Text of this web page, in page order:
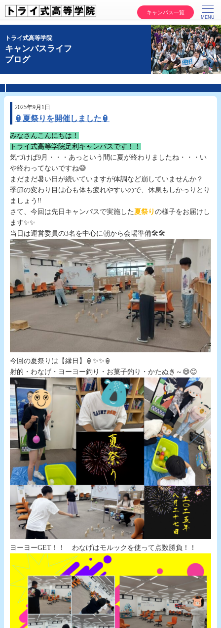
キャンパス一覧
トライ式高等学院
キャンパスライフ
ブログ
2025年9月1日
🏮夏祭りを開催しました🏮
みなさんこんにちは！
トライ式高等学院足利キャンパスです！！
気づけば9月・・・あっという間に夏が終わりましたね・・・い
や終わってないですね😅
まだまだ暑い日が続いていますが体調など崩していませんか？
季節の変わり目は心も体も疲れやすいので、休息もしかっりとり
ましょう‼️
さて、今回は先日キャンパスで実施した夏祭り の様子をお届けし
ます✨✨
当日は運営委員の3名を中心に朝から会場準備🛠️🛠️
今回の夏祭りは【縁日】🏮✨✨🏮
射的・わなげ・ヨーヨー釣り・お菓子釣り・かたぬき～😄😊
ヨーヨーGET！！ わなげはモルックを使って点数勝負！！